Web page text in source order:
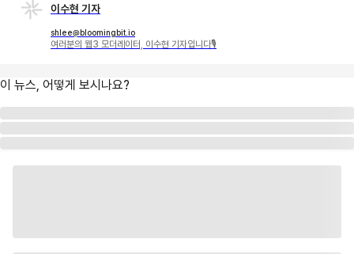
이수현 기자
shlee@bloomingbit.io
여러분의 웹3 모더레이터, 이수현 기자입니다🎙
이 뉴스, 어떻게 보시나요?